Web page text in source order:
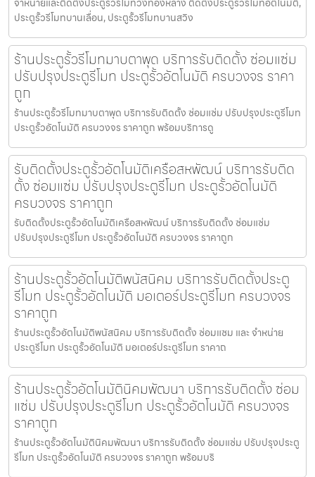
ประตูรั้วรีโมทบานเลื่อน, ประตูรั้วรีโมทบานสวิง
ร้านประตูรั้วรีโมทมาบตาพุด บริการรับติดตั้ง ซ่อมแซ่ม
ปรับปรุงประตูรีโมท ประตูรั้วอัตโนมัติ ครบวงจร ราคา
ถูก
ร้านประตูรั้วรีโมทมาบตาพุด บริการรับติดตั้ง ซ่อมแซ่ม ปรับปรุงประตูรีโมท
ประตูรั้วอัตโนมัติ ครบวงจร ราคาถูก พร้อมบริการดู
รับติดตั้งประตูรั้วอัตโนมัติเครือสหพัฒน์ บริการรับติด
ตั้ง ซ่อมแซ่ม ปรับปรุงประตูรีโมท ประตูรั้วอัตโนมัติ
ครบวงจร ราคาถูก
รับติดตั้งประตูรั้วอัตโนมัติเครือสหพัฒน์ บริการรับติดตั้ง ซ่อมแซ่ม
ปรับปรุงประตูรีโมท ประตูรั้วอัตโนมัติ ครบวงจร ราคาถูก
ร้านประตูรั้วอัตโนมัติพนัสนิคม บริการรับติดตั้งประตู
รีโมท ประตูรั้วอัตโนมัติ มอเตอร์ประตูรีโมท ครบวงจร
ราคาถูก
ร้านประตูรั้วอัตโนมัติพนัสนิคม บริการรับติดตั้ง ซ่อมแซม และ จำหน่าย
ประตูรีโมท ประตูรั้วอัตโนมัติ มอเตอร์ประตูรีโมท ราคาถ
ร้านประตูรั้วอัตโนมัตินิคมพัฒนา บริการรับติดตั้ง ซ่อม
แซ่ม ปรับปรุงประตูรีโมท ประตูรั้วอัตโนมัติ ครบวงจร
ราคาถูก
ร้านประตูรั้วอัตโนมัตินิคมพัฒนา บริการรับติดตั้ง ซ่อมแซ่ม ปรับปรุงประตู
รีโมท ประตูรั้วอัตโนมัติ ครบวงจร ราคาถูก พร้อมบริ